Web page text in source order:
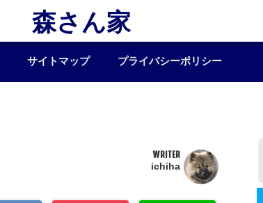
森さん家
サイトマップ プライバシーポリシー
WRITER
ichiha